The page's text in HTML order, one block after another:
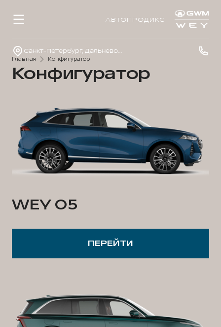
АВТОПРОДИКС
Санкт-Петербург, Дальневосточный просп., д. 41
Главная Конфигуратор
Конфигуратор
WEY 05
ПЕРЕЙТИ